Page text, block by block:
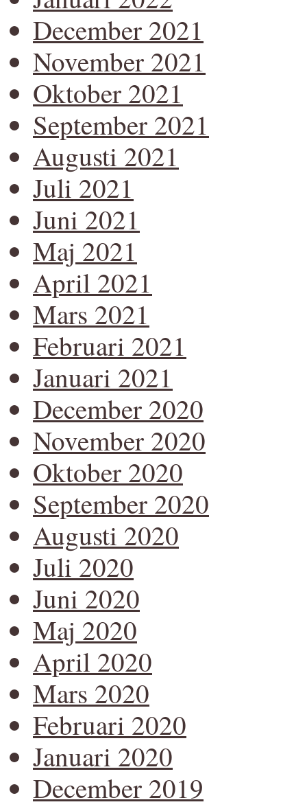
December 2021
November 2021
Oktober 2021
September 2021
Augusti 2021
Juli 2021
Juni 2021
Maj 2021
April 2021
Mars 2021
Februari 2021
Januari 2021
December 2020
November 2020
Oktober 2020
September 2020
Augusti 2020
Juli 2020
Juni 2020
Maj 2020
April 2020
Mars 2020
Februari 2020
Januari 2020
December 2019